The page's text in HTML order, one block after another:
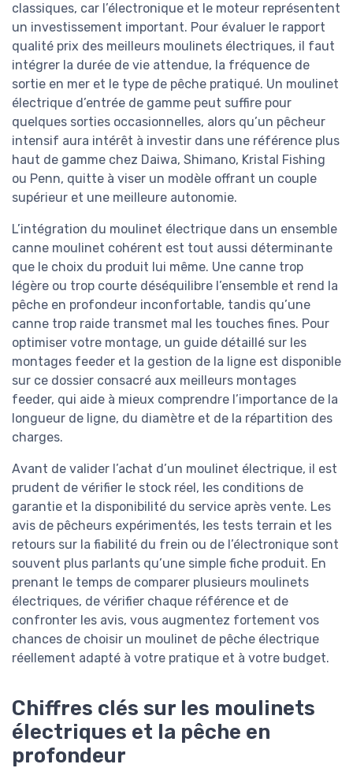
classiques, car l’électronique et le moteur représentent
un investissement important. Pour évaluer le rapport
qualité prix des meilleurs moulinets électriques, il faut
intégrer la durée de vie attendue, la fréquence de
sortie en mer et le type de pêche pratiqué. Un moulinet
électrique d’entrée de gamme peut suffire pour
quelques sorties occasionnelles, alors qu’un pêcheur
intensif aura intérêt à investir dans une référence plus
haut de gamme chez Daiwa, Shimano, Kristal Fishing
ou Penn, quitte à viser un modèle offrant un couple
supérieur et une meilleure autonomie.
L’intégration du moulinet électrique dans un ensemble
canne moulinet cohérent est tout aussi déterminante
que le choix du produit lui même. Une canne trop
légère ou trop courte déséquilibre l’ensemble et rend la
pêche en profondeur inconfortable, tandis qu’une
canne trop raide transmet mal les touches fines. Pour
optimiser votre montage, un guide détaillé sur les
montages feeder et la gestion de la ligne est disponible
sur ce dossier consacré aux meilleurs montages
feeder, qui aide à mieux comprendre l’importance de la
longueur de ligne, du diamètre et de la répartition des
charges.
Avant de valider l’achat d’un moulinet électrique, il est
prudent de vérifier le stock réel, les conditions de
garantie et la disponibilité du service après vente. Les
avis de pêcheurs expérimentés, les tests terrain et les
retours sur la fiabilité du frein ou de l’électronique sont
souvent plus parlants qu’une simple fiche produit. En
prenant le temps de comparer plusieurs moulinets
électriques, de vérifier chaque référence et de
confronter les avis, vous augmentez fortement vos
chances de choisir un moulinet de pêche électrique
réellement adapté à votre pratique et à votre budget.
Chiffres clés sur les moulinets
électriques et la pêche en
profondeur